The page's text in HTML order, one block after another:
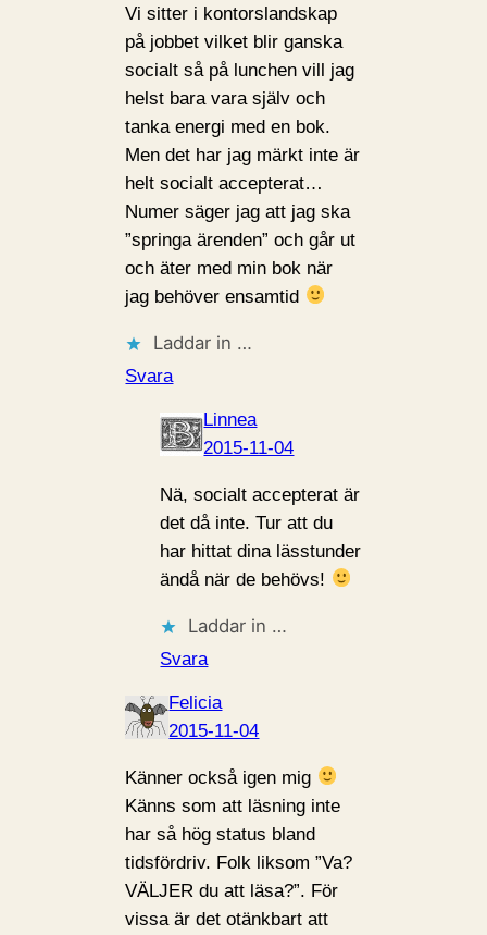
Vi sitter i kontorslandskap
på jobbet vilket blir ganska
socialt så på lunchen vill jag
helst bara vara själv och
tanka energi med en bok.
Men det har jag märkt inte är
helt socialt accepterat…
Numer säger jag att jag ska
”springa ärenden” och går ut
och äter med min bok när
jag behöver ensamtid
Laddar in …
Svara
Linnea
2015-11-04
Nä, socialt accepterat är
det då inte. Tur att du
har hittat dina lässtunder
ändå när de behövs!
Laddar in …
Svara
Felicia
2015-11-04
Känner också igen mig
Känns som att läsning inte
har så hög status bland
tidsfördriv. Folk liksom ”Va?
VÄLJER du att läsa?”. För
vissa är det otänkbart att